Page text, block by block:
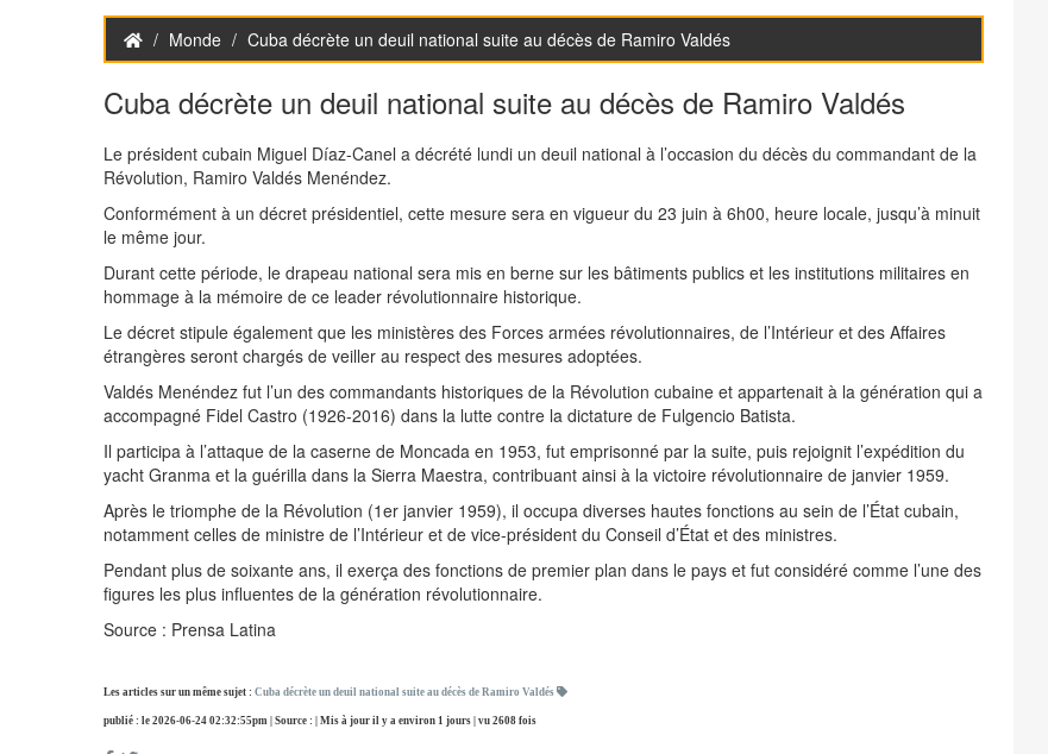
Monde Cuba décrète un deuil national suite au décès de Ramiro Valdés
Cuba décrète un deuil national suite au décès de Ramiro Valdés
Le président cubain Miguel Díaz-Canel a décrété lundi un deuil national à l’occasion du décès du commandant de la
Révolution, Ramiro Valdés Menéndez.
Conformément à un décret présidentiel, cette mesure sera en vigueur du 23 juin à 6h00, heure locale, jusqu’à minuit
le même jour.
Durant cette période, le drapeau national sera mis en berne sur les bâtiments publics et les institutions militaires en
hommage à la mémoire de ce leader révolutionnaire historique.
Le décret stipule également que les ministères des Forces armées révolutionnaires, de l’Intérieur et des Affaires
étrangères seront chargés de veiller au respect des mesures adoptées.
Valdés Menéndez fut l’un des commandants historiques de la Révolution cubaine et appartenait à la génération qui a
accompagné Fidel Castro (1926-2016) dans la lutte contre la dictature de Fulgencio Batista.
Il participa à l’attaque de la caserne de Moncada en 1953, fut emprisonné par la suite, puis rejoignit l’expédition du
yacht Granma et la guérilla dans la Sierra Maestra, contribuant ainsi à la victoire révolutionnaire de janvier 1959.
Après le triomphe de la Révolution (1er janvier 1959), il occupa diverses hautes fonctions au sein de l’État cubain,
notamment celles de ministre de l’Intérieur et de vice-président du Conseil d’État et des ministres.
Pendant plus de soixante ans, il exerça des fonctions de premier plan dans le pays et fut considéré comme l’une des
figures les plus influentes de la génération révolutionnaire.
Source : Prensa Latina
Les articles sur un même sujet : Cuba décrète un deuil national suite au décès de Ramiro Valdés
publié : le 2026-06-24 02:32:55pm | Source : | Mis à jour il y a environ 1 jours | vu 2608 fois